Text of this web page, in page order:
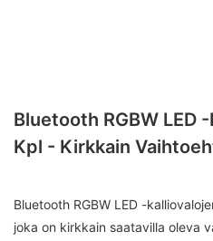
Bluetooth RGBW LED
Kpl - Kirkkain
Bluetooth RGBW LED -
joka on kirkkain saatavilla oleva